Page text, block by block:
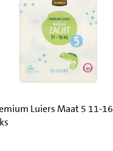
Luiers Maat 5 11-16